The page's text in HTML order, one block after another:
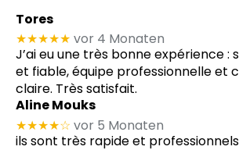
Tores
★★★★★ vor 4 Monaten
J’ai eu une très bonne expérience :
et fiable, équipe professionnelle et
claire. Très satisfait.
Aline Mouks
★★★★☆ vor 5 Monaten
ils sont très rapide et